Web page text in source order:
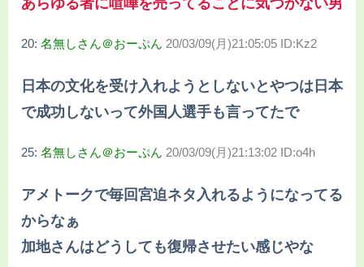
20: 名無しさん＠おーぷん 20/03/09(月)21:05:05 ID:Kz2
日本の文化を受け入れようとしないとやつは日本
で成功しないって外国人選手も言ってたで
25: 名無しさん＠おーぷん 20/03/09(月)21:13:02 ID:o4h
アメトークで毎回宮迫ネタ入れるようになってる
からなぁ
加地さんはどうしても復帰させたい感じやな